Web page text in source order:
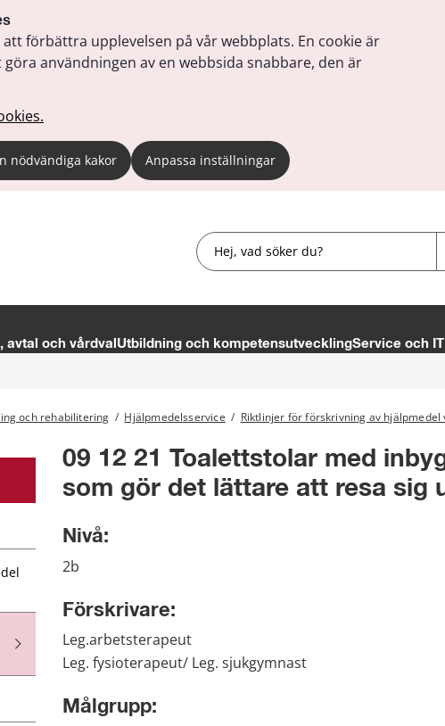
förbättra upplevelsen på vår webbplats. En cookie är
användningen av en webbsida snabbare, den är
nödvändiga kakor Anpassa inställningar
Sök
avtal och vårdval Utbildning och kompetensutvecklingService och IT
och rehabilitering / Hjälpmedelsservice / Riktlinjer för förskrivning av hjälpmedel
09 12 21 Toalettstolar med
som gör det lättare att resa sig
Nivå:
2b
Förskrivare:
Leg.arbetsterapeut
Leg. fysioterapeut/ Leg. sjukgymnast
Målgrupp: